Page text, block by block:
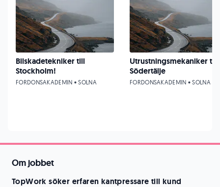
Om jobbet
TopWork söker erfaren kantpressare till kund
Bilskadetekniker till
Stockholm!
FORDONSAKADEMIN • SOLNA
Utrustningsmekaniker till
Södertälje
FORDONSAKADEMIN • SOLNA